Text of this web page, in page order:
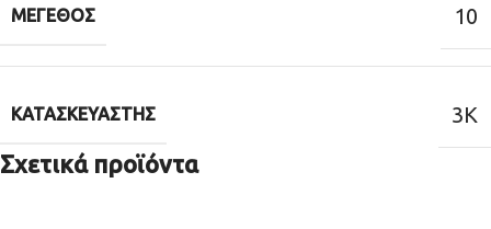
ΜΈΓΕΘΟΣ 10
ΚΑΤΑΣΚΕΥΑΣΤΉΣ 3K
Σχετικά προϊόντα